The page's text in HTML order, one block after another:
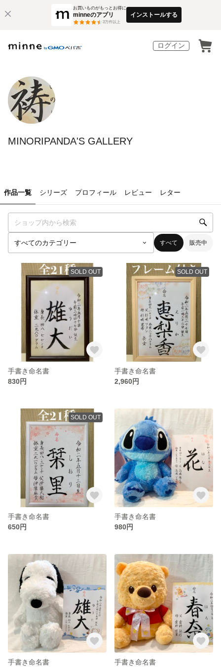
お買いものがもっとお得に
minneのアプリ
3万件以上
インストールする
ログイン
MINORIPANDA'S GALLERY
作品一覧 シリーズ プロフィール レビュー レター
すべて 販売中
SOLD OUT
手書き命名書
830円
SOLD OUT
手書き命名書
2,960円
SOLD OUT
手書き命名書
650円
手書き命名書
980円
手書き命名書
手書き命名書